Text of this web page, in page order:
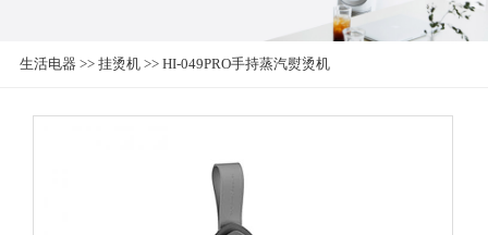
生活电器 >> 挂烫机 >> HI-049PRO手持蒸汽熨烫机